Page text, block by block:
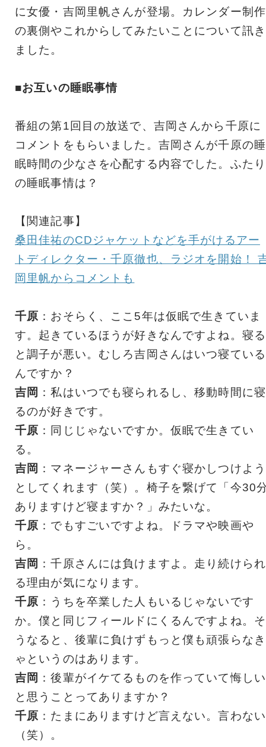
に女優・吉岡里帆さんが登場。カレンダー制作
の裏側やこれからしてみたいことについて訊き
ました。
■お互いの睡眠事情
番組の第1回目の放送で、吉岡さんから千原に
コメントをもらいました。吉岡さんが千原の睡
眠時間の少なさを心配する内容でした。ふたり
の睡眠事情は？
【関連記事】
桑田佳祐のCDジャケットなどを手がけるアー
トディレクター・千原徹也、ラジオを開始！
岡里帆からコメントも
千原 ：おそらく、ここ5年は仮眠で生きていま
す。起きているほうが好きなんですよね。寝る
と調子が悪い。むしろ吉岡さんはいつ寝ている
んですか？
吉岡 ：私はいつでも寝られるし、移動時間に寝
るのが好きです。
千原 ：同じじゃないですか。仮眠で生きてい
る。
吉岡 ：マネージャーさんもすぐ寝かしつけよう
としてくれます（笑）。椅子を繋げて「今30
ありますけど寝ますか？」みたいな。
千原 ：でもすごいですよね。ドラマや映画や
ら。
吉岡 ：千原さんには負けますよ。走り続けられ
る理由が気になります。
千原 ：うちを卒業した人もいるじゃないです
か。僕と同じフィールドにくるんですよね。そ
うなると、後輩に負けずもっと僕も頑張らなき
ゃというのはあります。
吉岡 ：後輩がイケてるものを作っていて悔しい
と思うことってありますか？
千原 ：たまにありますけど言えない。言わない
（笑）。